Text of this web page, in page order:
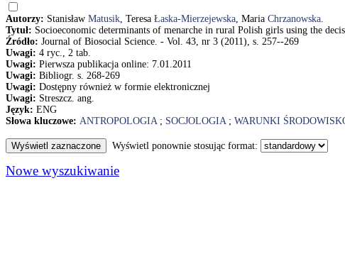
Autorzy: Stanisław Matusik, Teresa Łaska-Mierzejewska, Maria Chrzanowska.
Tytuł: Socioeconomic determinants of menarche in rural Polish girls using the
Źródło: Journal of Biosocial Science. - Vol. 43, nr 3 (2011), s. 257--269
Uwagi: 4 ryc., 2 tab.
Uwagi: Pierwsza publikacja online: 7.01.2011
Uwagi: Bibliogr. s. 268-269
Uwagi: Dostępny również w formie elektronicznej
Uwagi: Streszcz. ang.
Język: ENG
Słowa kluczowe: ANTROPOLOGIA; SOCJOLOGIA; WARUNKI
Wyświetl ponownie stosując format:
Nowe wyszukiwanie